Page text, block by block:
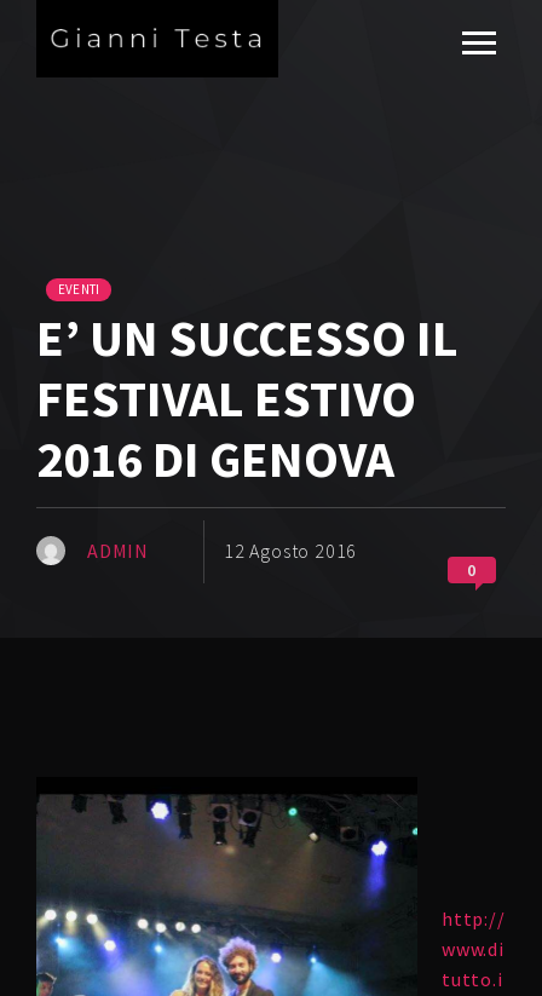
EVENTI
E’ UN SUCCESSO IL
FESTIVAL ESTIVO
2016 DI GENOVA
ADMIN 12 Agosto 2016
0
http://
www.di
tutto.i